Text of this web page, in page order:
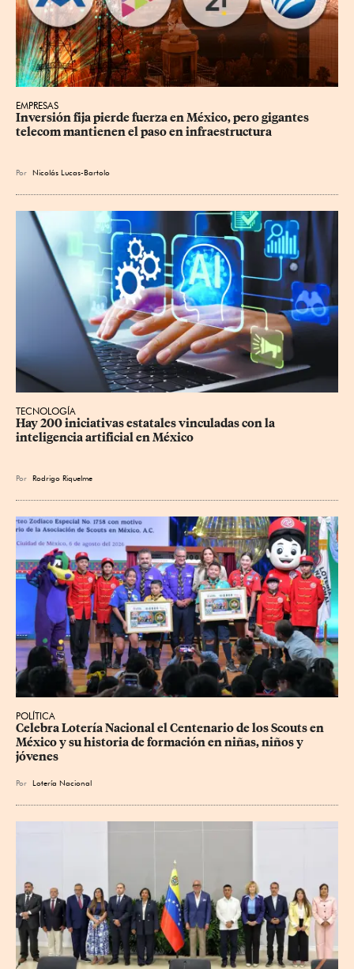
EMPRESAS
Inversión fija pierde fuerza en México, pero gigantes
telecom mantienen el paso en infraestructura
Por Nicolás Lucas-Bartolo
TECNOLOGÍA
Hay 200 iniciativas estatales vinculadas con la
inteligencia artificial en México
Por Rodrigo Riquelme
POLÍTICA
Celebra Lotería Nacional el Centenario de los Scouts en
México y su historia de formación en niñas, niños y
jóvenes
Por Lotería Nacional